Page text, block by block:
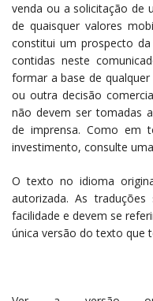
venda ou a solicitação de
de quaisquer valores
constitui um prospecto
contidas neste
formar a base de
ou outra decisão
não devem ser tomadas
de imprensa. Como em
investimento, consulte
O texto no idioma
autorizada. As
facilidade e devem se
única versão do texto que